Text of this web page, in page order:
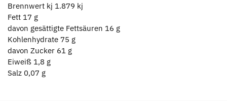
Brennwert kj 1.879 kj
Fett 17 g
davon gesättigte Fettsäuren 16 g
Kohlenhydrate 75 g
davon Zucker 61 g
Eiweiß 1,8 g
Salz 0,07 g